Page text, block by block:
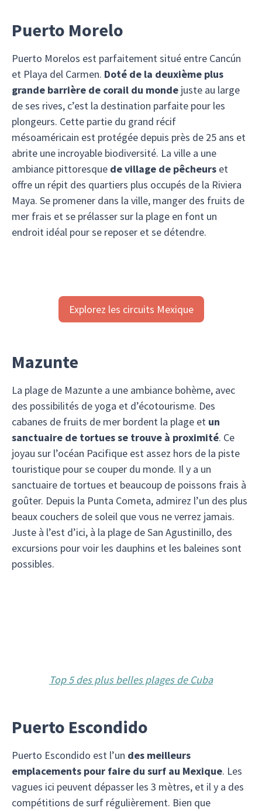
Puerto Morelo
Puerto Morelos est parfaitement situé entre Cancún
et Playa del Carmen. Doté de la deuxième plus
grande barrière de corail du monde juste au large
de ses rives, c’est la destination parfaite pour les
plongeurs. Cette partie du grand récif
mésoaméricain est protégée depuis près de 25 ans et
abrite une incroyable biodiversité. La ville a une
ambiance pittoresque de village de pêcheurs et
offre un répit des quartiers plus occupés de la Riviera
Maya. Se promener dans la ville, manger des fruits de
mer frais et se prélasser sur la plage en font un
endroit idéal pour se reposer et se détendre.
Explorez les circuits Mexique
Mazunte
La plage de Mazunte a une ambiance bohème, avec
des possibilités de yoga et d’écotourisme. Des
cabanes de fruits de mer bordent la plage et un
sanctuaire de tortues se trouve à proximité. Ce
joyau sur l’océan Pacifique est assez hors de la piste
touristique pour se couper du monde. Il y a un
sanctuaire de tortues et beaucoup de poissons frais à
goûter. Depuis la Punta Cometa, admirez l’un des plus
beaux couchers de soleil que vous ne verrez jamais.
Juste à l’est d’ici, à la plage de San Agustinillo, des
excursions pour voir les dauphins et les baleines sont
possibles.
Top 5 des plus belles plages de Cuba
Puerto Escondido
Puerto Escondido est l’un des meilleurs
emplacements pour faire du surf au Mexique. Les
vagues ici peuvent dépasser les 3 mètres, et il y a des
compétitions de surf régulièrement. Bien que